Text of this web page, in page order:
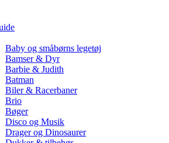
Baby og småbørns legetøj
Bamser & Dyr
Barbie & Judith
Batman
Biler & Racerbaner
Brio
Bøger
Disco og Musik
Drager og Dinosaurer